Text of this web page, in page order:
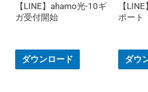
【LINE】ahamo光-10ギ
ガ受付開始
ダウンロード
【
ポート
ダウ